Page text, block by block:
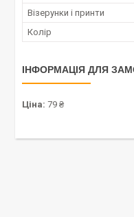
Візерунки і принти
Колір
ІНФОРМАЦІЯ ДЛЯ
Ціна: 79 ₴